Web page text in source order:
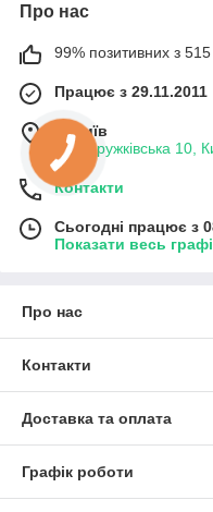
Про нас
99% позитивних з 515
Працює з 29.11.2011
м. Київ
вул. Дружківська 10,
Контакти
Сьогодні працює з
Показати весь
Про нас
Контакти
Доставка та оплата
Графік роботи